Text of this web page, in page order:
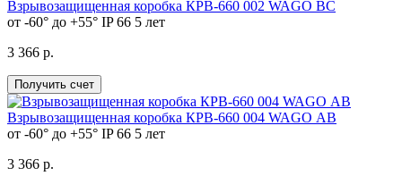
Взрывозащищенная коробка КРВ-660 002 WAGO ВС
от -60° до +55° IP 66 5 лет
3 366 р.
Получить счет
Взрывозащищенная коробка КРВ-660 004 WAGO АВ
от -60° до +55° IP 66 5 лет
3 366 р.